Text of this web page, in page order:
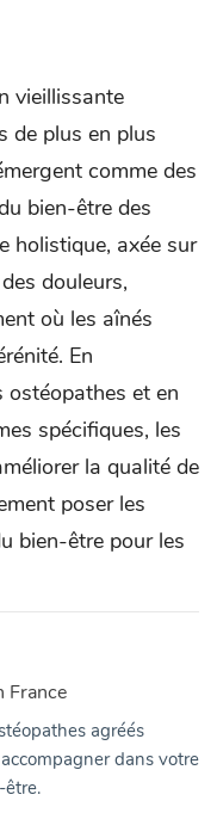
vieillissante
de plus en plus
comme des
bien-être des
holistique, axée sur
douleurs,
où les aînés
En
ostéopathes et en
spécifiques, les
la qualité de
poser les
bien-être pour les
France
agréés
dans votre
être.